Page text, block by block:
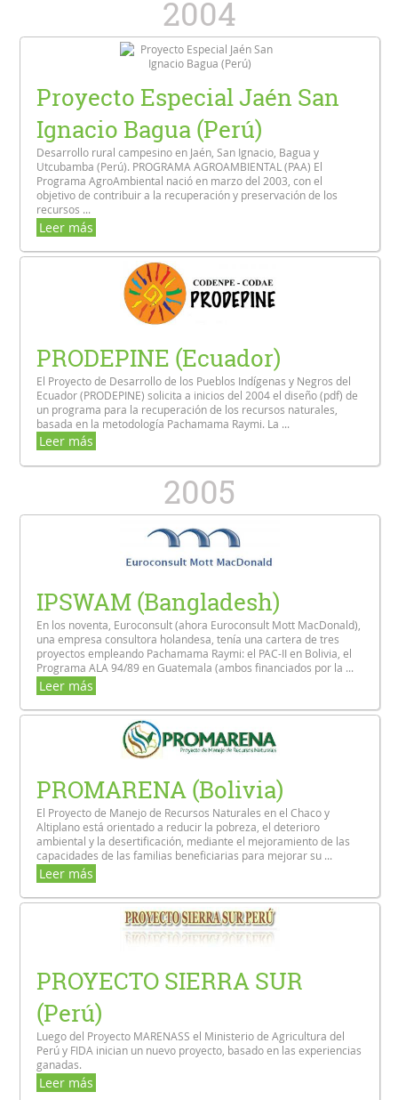
2004
Proyecto Especial Jaén San
Ignacio Bagua (Perú)
Desarrollo rural campesino en Jaén, San Ignacio, Bagua y
Utcubamba (Perú). PROGRAMA AGROAMBIENTAL (PAA) El
Programa AgroAmbiental nació en marzo del 2003, con el
objetivo de contribuir a la recuperación y preservación de los
recursos ...
Leer más
PRODEPINE (Ecuador)
El Proyecto de Desarrollo de los Pueblos Indígenas y Negros del
Ecuador (PRODEPINE) solicita a inicios del 2004 el diseño (pdf) de
un programa para la recuperación de los recursos naturales,
basada en la metodología Pachamama Raymi. La ...
Leer más
2005
IPSWAM (Bangladesh)
En los noventa, Euroconsult (ahora Euroconsult Mott MacDonald),
una empresa consultora holandesa, tenía una cartera de tres
proyectos empleando Pachamama Raymi: el PAC-II en Bolivia, el
Programa ALA 94/89 en Guatemala (ambos financiados por la ...
Leer más
PROMARENA (Bolivia)
El Proyecto de Manejo de Recursos Naturales en el Chaco y
Altiplano está orientado a reducir la pobreza, el deterioro
ambiental y la desertificación, mediante el mejoramiento de las
capacidades de las familias beneficiarias para mejorar su ...
Leer más
PROYECTO SIERRA SUR
(Perú)
Luego del Proyecto MARENASS el Ministerio de Agricultura del
Perú y FIDA inician un nuevo proyecto, basado en las experiencias
ganadas.
Leer más